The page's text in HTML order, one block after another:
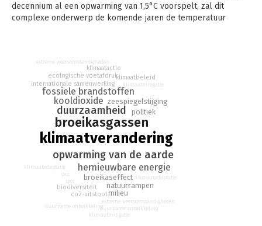
decennium al een opwarming van 1,5°C voorspelt, zal dit
complexe onderwerp de komende jaren de temperatuur
'Klimaatverandering voor Dummies' is het ideale hulpmiddel
om door deze steeds woeliger wordende wateren te navigeren
- en om een geïnformeerd verschil te maken waar je kunt. In
Klimaatverandering voor Dummies leer je alles over de
oorzaken, de manier waarop het ons leven beïnvloedt, en wat
we allemaal kunnen doen om een verschil te maken.
klimaatverandering
broeikasgassen
opwarming van de aarde
duurzaamheid
hernieuwbare energie
kooldioxide
fossiele brandstoffen
zeespiegelstijging
politiek
broeikaseffect
natuurrampen
milieu
internationale samenwerking
ecologische voetafdruk
co2-uitstoot
biodiversiteit
klimaatactie
klimaatbeleid
klimaatmitigatie
extreme weersomstandigheden
duurzame ontwikkeling
ipcc
klimaatadaptatie
klimaatmitigatie
extreme weersomstandigheden
duurzame ontwikkeling
ipcc
klimaatadaptatie